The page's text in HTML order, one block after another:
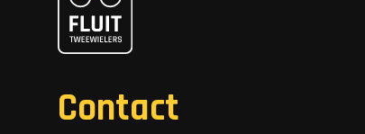
Contact